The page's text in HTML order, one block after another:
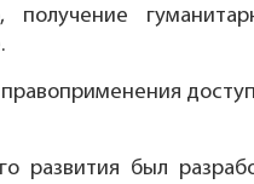
получение
развития был